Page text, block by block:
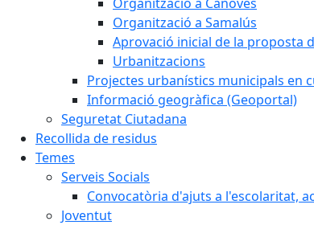
Organització a Samalús
Aprovació inicial de la proposta
Urbanitzacions
Projectes urbanístics municipals en
Informació geogràfica (Geoportal)
Seguretat Ciutadana
Recollida de residus
Temes
Serveis Socials
Convocatòria d'ajuts a l'escolaritat,
Joventut